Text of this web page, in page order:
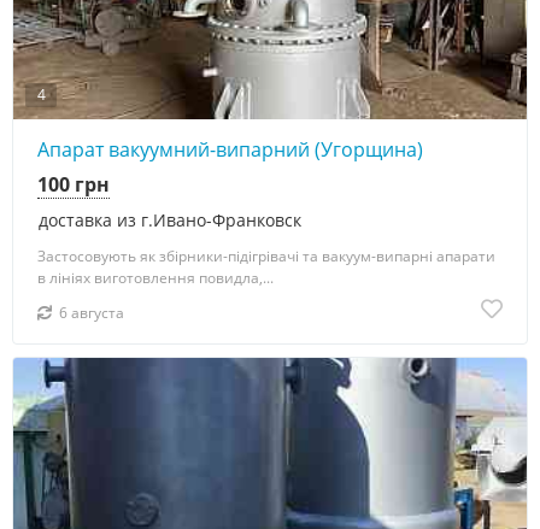
4
Апарат вакуумний-випарний (Угорщина)
доставка из г.Ивано-Франковск
100 грн
Застосовують як збірники-підігрівачі та вакуум-випарні апарати
в лініях виготовлення повидла,...
6 августа